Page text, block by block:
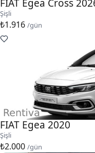
FIAT Egea Cross
Şişli
₺1.916 /gün
FIAT Egea 2020
Şişli
₺2.000 /gün